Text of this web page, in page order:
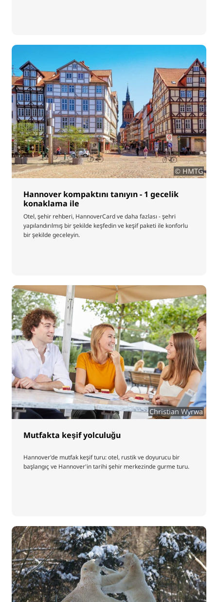
© HMTG
Hannover kompaktını tanıyın - 1 gecelik
konaklama ile
Otel, şehir rehberi, HannoverCard ve daha fazlası - şehri
yapılandırılmış bir şekilde keşfedin ve keşif paketi ile konforlu
bir şekilde geceleyin.
Christian Wyrwa
Mutfakta keşif yolculuğu
Hannover'de mutfak keşif turu: otel, rustik ve doyurucu bir
başlangıç ve Hannover'in tarihi şehir merkezinde gurme turu.